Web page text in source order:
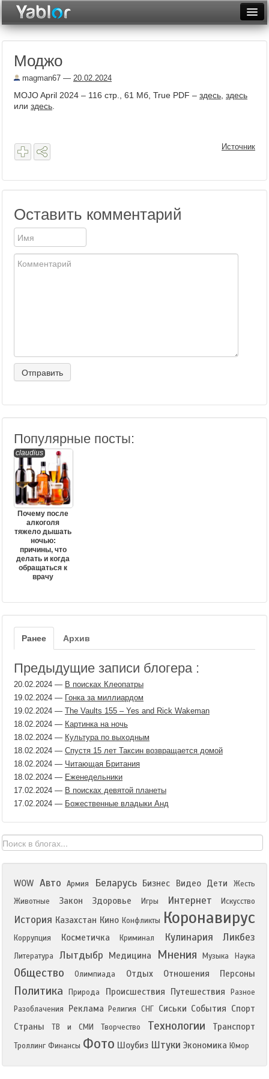
Видеотоп
Моджо
magman67 — 20.02.2024
MOJO April 2024 – 116 стр., 61 Мб, True PDF – здесь здесь
или здесь
Источник
Оставить комментарий
Популярные посты:
claudius
Почему после
алкоголя
тяжело дышать
ночью:
причины, что
делать и когда
обращаться к
врачу
Ранее Архив
Предыдущие записи блогера :
20.02.2024 — В поисках Клеопатры
19.02.2024 — Гонка за миллиардом
19.02.2024 — The Vaults 155 – Yes and Rick Wakeman
18.02.2024 — Картинка на ночь
18.02.2024 — Культура по выходным
18.02.2024 — Спустя 15 лет Таксин возвращается домой
18.02.2024 — Читающая Британия
18.02.2024 — Еженедельники
17.02.2024 — В поисках девятой планеты
17.02.2024 — Божественные владыки Анд
WOW Авто Армия Беларусь Бизнес Видео Дети
Жесть
Животные
Закон Здоровье Игры Интернет Искусство
История Казахстан Кино Конфликты Коронавирус
Коррупция Косметичка Криминал Кулинария Ликбез
Литература Лытдыбр Медицина Мнения Музыка Наука
Общество Олимпиада Отдых Отношения Персоны
Политика Природа Происшествия Путешествия
Разное
Разоблачения
Реклама Религия СНГ Сиськи События Спорт
Страны
ТВ и СМИ Творчество Технологии Транспорт
Троллинг Финансы Фото Шоубиз Штуки Экономика Юмор